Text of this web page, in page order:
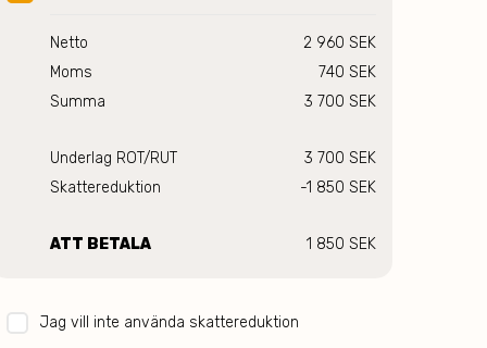
Netto
2 960 SEK
Moms
740 SEK
Summa
3 700 SEK
Underlag ROT/RUT
3 700 SEK
Skattereduktion
-1 850 SEK
ATT BETALA 1 850 SEK
Jag vill inte använda skattereduktion